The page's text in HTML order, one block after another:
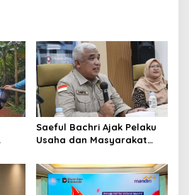
Saeful Bachri Ajak Pelaku
Usaha dan Masyarakat
2026